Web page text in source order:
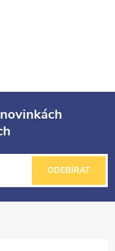
ODEBÍRAT